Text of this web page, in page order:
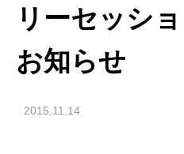
リーセッシ
お知らせ
2015.11.14